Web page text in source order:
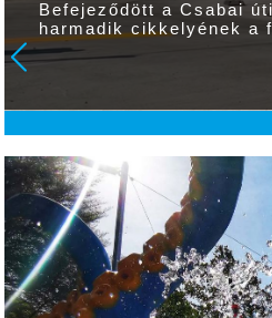
Közüzem: műszaki hiba
hulladékszállítás Gyulán